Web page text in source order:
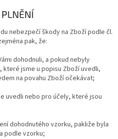
PLNĚNÍ
nebezpečí škody na Zboží podle čl.
pak, že:
dohodnuli, a pokud nebyly
jsme u popisu Zboží uvedli,
na povahu Zboží očekávat;
uvedli nebo pro účely, které jsou
dohodnutého vzorku, pakliže byla
podle vzorku;